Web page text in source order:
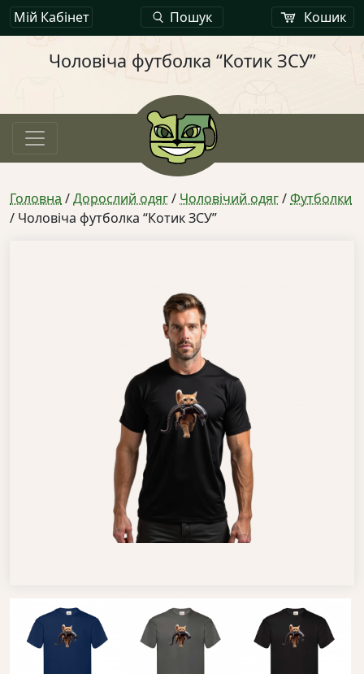
Мій Кабінет Пошук Кошик
Чоловіча футболка “Котик ЗСУ”
Головна /Дорослий одяг/ Чоловічий одяг/Футболки
/ Чоловіча футболка “Котик ЗСУ”